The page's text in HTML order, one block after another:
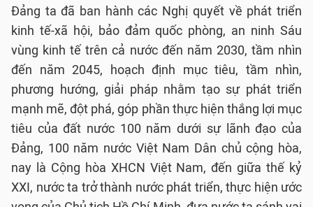
Đảng ta đã ban hành các Nghị quyết về phát triển
kinh tế-xã hội, bảo đảm quốc phòng, an ninh Sáu
vùng kinh tế trên cả nước đến năm 2030, tầm nhìn
đến năm 2045, hoạch định mục tiêu, tầm nhìn,
phương hướng, giải pháp nhằm tạo sự phát triển
mạnh mẽ, đột phá, góp phần thực hiện thắng lợi mục
tiêu của đất nước 100 năm dưới sự lãnh đạo của
Đảng, 100 năm nước Việt Nam Dân chủ cộng hòa,
nay là Cộng hòa XHCN Việt Nam, đến giữa thế kỷ
XXI, nước ta trở thành nước phát triển, thực hiện ước